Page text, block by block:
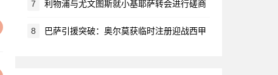
7 利物浦与尤文图斯就小基耶萨转会进行磋商
8 巴萨引援突破：奥尔莫获临时注册迎战西甲